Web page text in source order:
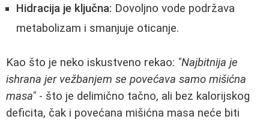
Hidracija je ključna: Dovoljno vode podržava
metabolizam i smanjuje oticanje.
Kao što je neko iskustveno rekao: "Najbitnija je
ishrana jer vežbanjem se povećava samo mišićna
masa" - što je delimično tačno, ali bez kalorijskog
deficita, čak i povećana mišićna masa neće biti